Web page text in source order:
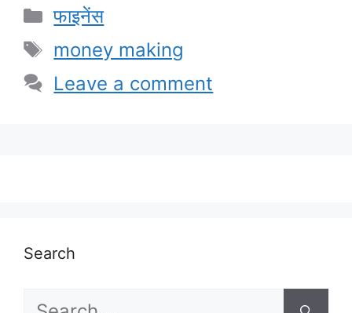
Categories
फाइनेंस
Tags
money making
Leave a comment
Search
Search